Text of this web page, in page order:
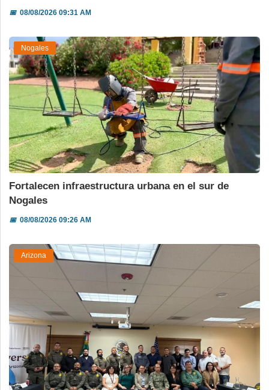
📅08/08/2026 09:31 AM
Nogales
Fortalecen infraestructura urbana en el sur de
Nogales
📅08/08/2026 09:26 AM
Arizona